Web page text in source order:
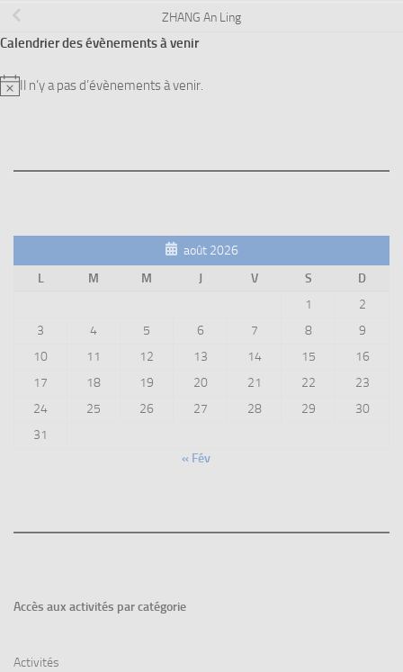
ZHANG An Ling
Calendrier des évènements à venir
Notice
Il n’y a pas d’évènements à venir.
août 2026
L
M M J V S
D
1
2
3
4 5 6 7 8
9
10
11 12 13 14 15
16
17
18 19 20 21 22
23
24
25 26 27 28 29
30
31
« Fév
Accès aux activités par catégorie
Activités